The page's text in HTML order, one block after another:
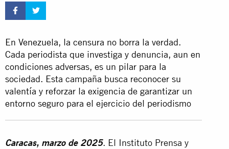
En Venezuela, la censura no borra la verdad.
Cada periodista que investiga y denuncia, aun en
condiciones adversas, es un pilar para la
sociedad. Esta campaña busca reconocer su
valentía y reforzar la exigencia de garantizar un
entorno seguro para el ejercicio del periodismo
Caracas, marzo de 2025. El Instituto Prensa y